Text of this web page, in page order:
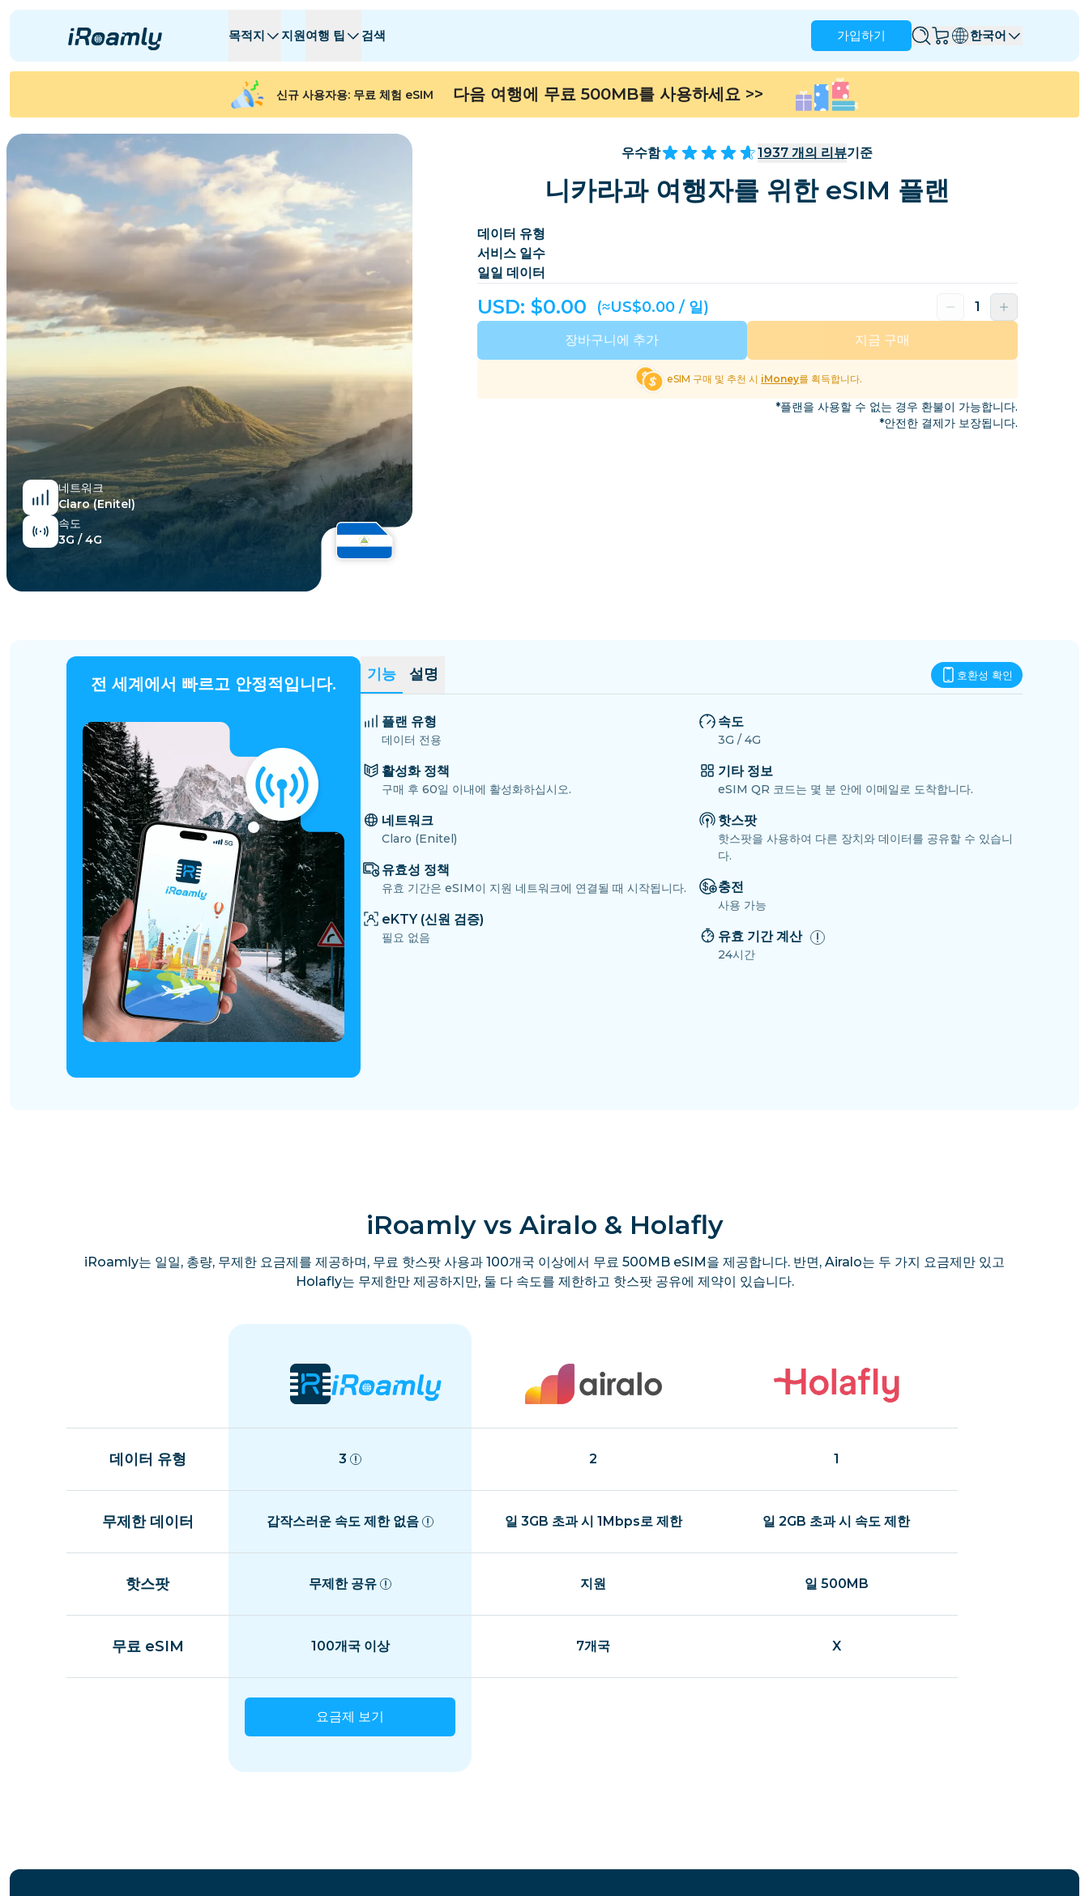
목적지 지원여행 팁 검색 가입하기 한국어
지역 eSIM
알제리 안도라 앵귈라
아르헨티나
아제르바이잔
벨기에 보스니아 헤르체고비나 브라질 브루나이
불가리아 캄보디아
차드
Republiek Congo 코스타리카 코트디부아르 키프로스
체코 공화국 도미니카 도미니카 공화국
에스토니아
모든 목적지 탐색
중국
신규 사용자용: 무료 체험 eSIM 다음 여행에 무료 500MB를 사용하세요 >>
네트워크
Claro (Enitel)
속도
3G / 4G
우수함 1937 개의 리뷰기준
니카라과 여행자를 위한 eSIM 플랜
데이터 유형
서비스 일수
일일 데이터
USD: $0.00 (≈US$0.00 / 일)
장바구니에 추가 지금 구매
eSIM 구매 및 추천 시 iMoney를 획득합니다.
*플랜을 사용할 수 없는 경우 환불이 가능합니다.
*안전한 결제가 보장됩니다.
전 세계에서 빠르고 안정적입니다. 기능 설명 호환성 확인
플랜 유형
데이터 전용
활성화 정책
구매 후 60일 이내에 활성화하십시오.
네트워크
Claro (Enitel)
유효성 정책
유효 기간은 eSIM이 지원 네트워크에 연결될 때 시작됩니다.
eKTY (신원 검증)
필요 없음
속도
3G / 4G
기타 정보
eSIM QR 코드는 몇 분 안에 이메일로 도착합니다.
핫스팟
핫스팟을 사용하여 다른 장치와 데이터를 공유할 수 있습니
다.
충전
사용 가능
유효 기간 계산
24시간
iRoamly vs Airalo & Holafly
iRoamly는 일일, 총량, 무제한 요금제를 제공하며, 무료 핫스팟 사용과 100개국 이상에서 무료 500MB eSIM을 제공합니다. 반면, Airalo는 두 가지 요금제만 있고
Holafly는 무제한만 제공하지만, 둘 다 속도를 제한하고 핫스팟 공유에 제약이 있습니다.
데이터 유형 3 2 1
무제한 데이터 갑작스러운 속도 제한 없음 일 3GB 초과 시 1Mbps로 제한 일 2GB 초과 시 속도 제한
핫스팟 무제한 공유 지원 일 500MB
무료 eSIM 100개국 이상 7개국 X
요금제 보기